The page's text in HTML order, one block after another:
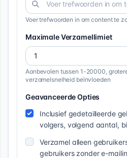
Voer trefwoorden in om content te
Maximale Verzamellimiet
Aanbevolen tussen 1-20000,
verzamelsnelheid beïnvloeden
Geavanceerde Opties
Inclusief gedetailleerde
volgers, volgend aantal,
Verzamel alleen
gebruikers zonder e-